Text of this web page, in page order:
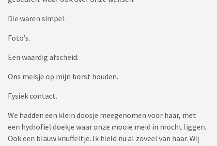
Die waren simpel.
Foto’s.
Een waardig afscheid.
Ons meisje op mijn borst houden.
Fysiek contact.
We hadden een klein doosje meegenomen voor haar, met
een hydrofiel doekje waar onze mooie meid in mocht liggen.
Ook een blauw knuffeltje. Ik hield nu al zoveel van haar. Wij